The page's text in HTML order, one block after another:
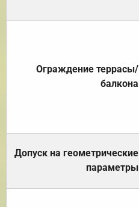
Ограждение террасы/
балкона
Допуск на геометрические
параметры